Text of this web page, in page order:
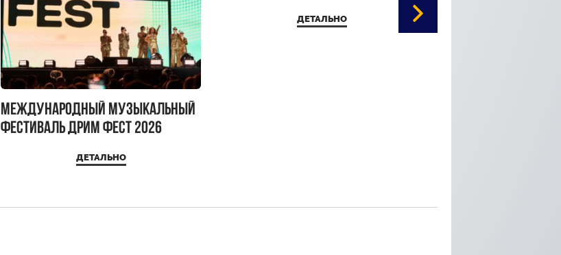
Международный музыкальный
фестиваль ДРИМ ФЕСТ 2026
ДЕТАЛЬНО
ДЕТАЛЬНО